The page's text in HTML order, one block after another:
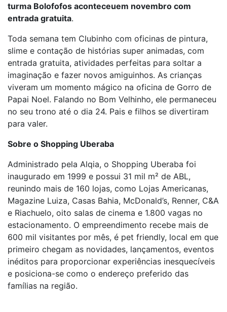
turma Bolofofos aconteceuem novembro com
entrada gratuita.
Toda semana tem Clubinho com oficinas de pintura,
slime e contação de histórias super animadas, com
entrada gratuita, atividades perfeitas para soltar a
imaginação e fazer novos amiguinhos. As crianças
viveram um momento mágico na oficina de Gorro de
Papai Noel. Falando no Bom Velhinho, ele permaneceu
no seu trono até o dia 24. Pais e filhos se divertiram
para valer.
Sobre o Shopping Uberaba
Administrado pela Alqia, o Shopping Uberaba foi
inaugurado em 1999 e possui 31 mil m² de ABL,
reunindo mais de 160 lojas, como Lojas Americanas,
Magazine Luiza, Casas Bahia, McDonald’s, Renner, C&A
e Riachuelo, oito salas de cinema e 1.800 vagas no
estacionamento. O empreendimento recebe mais de
600 mil visitantes por mês, é pet friendly, local em que
primeiro chegam as novidades, lançamentos, eventos
inéditos para proporcionar experiências inesquecíveis
e posiciona-se como o endereço preferido das
famílias na região.